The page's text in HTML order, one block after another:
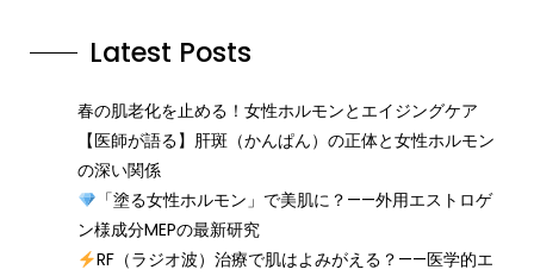
Latest Posts
春の肌老化を止める！女性ホルモンとエイジングケア
【医師が語る】肝斑（かんぱん）の正体と女性ホルモン
の深い関係
「塗る女性ホルモン」で美肌に？——外用エストロゲ
ン様成分MEPの最新研究
RF（ラジオ波）治療で肌はよみがえる？——医学的エ